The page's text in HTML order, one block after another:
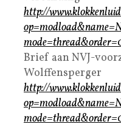
http://
Brief aan NVJ-
Wolffensperger
http://